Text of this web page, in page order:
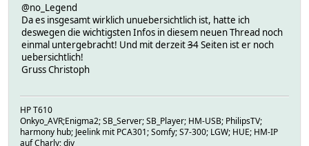
@no_Legend
Da es insgesamt wirklich unuebersichtlich ist, hatte ich
deswegen die wichtigsten Infos in diesem neuen Thread noch
einmal untergebracht! Und mit derzeit34 Seiten ist er noch
uebersichtlich!
Gruss Christoph
HP T610
Onkyo_AVR;Enigma2; SB_Server; SB_Player; HM-USB; PhilipsTV;
harmony hub; Jeelink mit PCA301; Somfy; S7-300; LGW; HUE; HM-IP
auf Charly; div